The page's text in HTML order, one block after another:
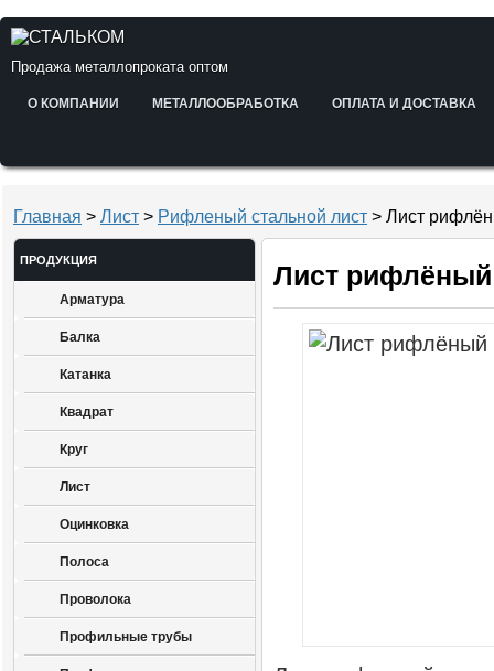
Продажа металлопроката оптом
О КОМПАНИИ МЕТАЛЛООБРАБОТКА ОПЛАТА И ДОСТАВКА
Главная > Лист > Рифленый стальной лист > Лист
ПРОДУКЦИЯ
Арматура
Балка
Катанка
Квадрат
Круг
Лист
Оцинковка
Полоса
Проволока
Профильные трубы
Лист рифлёный